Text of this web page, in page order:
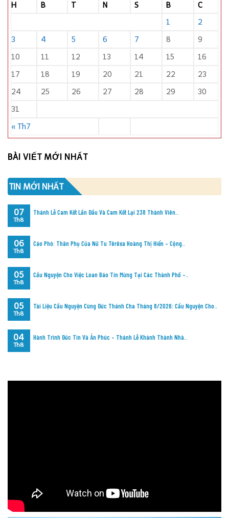
H B T N S B C
« Th7
1
2
3
4 5 6 7 8
9
10
11 12 13 14 15
16
17
18 19 20 21 22
23
24
25 26 27 28 29
30
31
BÀI VIẾT MỚI NHẤT
TIN MỚI NHẤT
Thánh Lễ Cam Kết Lần Đầu Và Cam Kết Lại 238 Thành Viên..
07
Th8
Cáo Phó: Thân Phụ Của Nữ Tu Têrêxa Hoàng Thị Hiển – Cộng..
06
Th8
Cầu Nguyện Cho Việc Loan Báo Tin Mừng Tại Các Thành Phố –..
05
Th8
Tài Liệu Cầu Nguyện Cùng Đức Thánh Cha Tháng 8/2026: Cầu Nguyện Cho..
05
Th8
Hành Trình Đức Tin Và Ân Phúc – Thánh Lễ Khánh Thành Nhà..
04
Th8